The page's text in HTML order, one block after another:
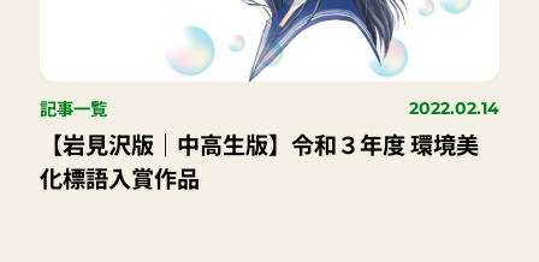
記事一覧 2022.02.14
【岩見沢版｜中高生版】令和３年度 環境美
化標語入賞作品